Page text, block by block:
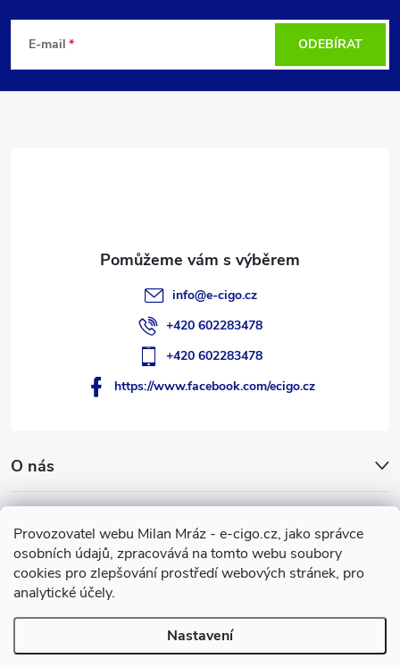
Provozovatel webu Milan Mráz - e-cigo.cz, jako správce
osobních údajů, zpracovává na tomto webu soubory
cookies pro zlepšování prostředí webových stránek, pro
analytické účely.
Nastavení
p
E-mail ODEBÍRAT
O nás
Facebook
info@e-cigo.cz
+420 602283478
+420 602283478
https://www.facebook.com/ecigo.cz
Copyright 2007-2026e-cigo.cz. Všechna práva vyhrazena.